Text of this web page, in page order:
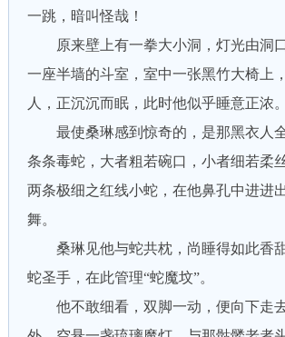
一跳，暗叫怪哉！
原来壁上有一拳大小洞，灯光由洞
一座半墙的斗室，室中一张黑竹大椅上
人，正沉沉而眠，此时他似乎睡意正浓。
最使桑琳感到惊奇的，是那黑衣人
条条毒蛇，大者粗若碗口，小者细若柔
两条极细之红线小蛇，在他鼻孔中进进
舞。
桑琳见他与蛇共枕，尚睡得如此香
蛇圣手，在此管理“蛇魔坟”。
他不敢细看，双脚一动，便向下走